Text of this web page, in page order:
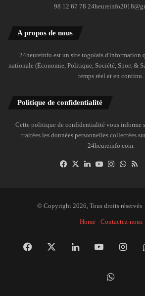
98 12 67 78
A propos de nous
24heureinfo est un site togolais d'information
nationale (Économie, Politique, Société, Sport &
temps réel et en continu.
Politique de confidentialité
Cette politique de confidentialité vous informe
traitées les données personnelles collectées
24heureinfo.com.
Facebook
X LinkedinYouTubeInstagram
© Copyright 2026, Tous droits réservés
Home Contactez-nous
Facebook LinkedinYouTube